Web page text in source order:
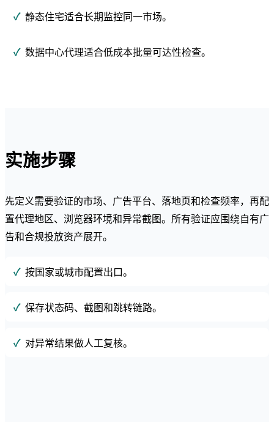
静态住宅适合长期监控同一市场。
数据中心代理适合低成本批量可达性检查。
实施步骤
先定义需要验证的市场、广告平台、落地页和检查频率，再配
置代理地区、浏览器环境和异常截图。所有验证应围绕自有广
告和合规投放资产展开。
按国家或城市配置出口。
保存状态码、截图和跳转链路。
对异常结果做人工复核。